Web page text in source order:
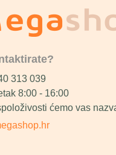
313 039
8:00 - 16:00
ćemo vas